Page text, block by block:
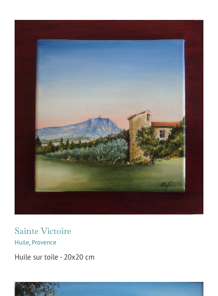
Sainte Victoire
Huile, Provence
Huile sur toile - 20x20 cm